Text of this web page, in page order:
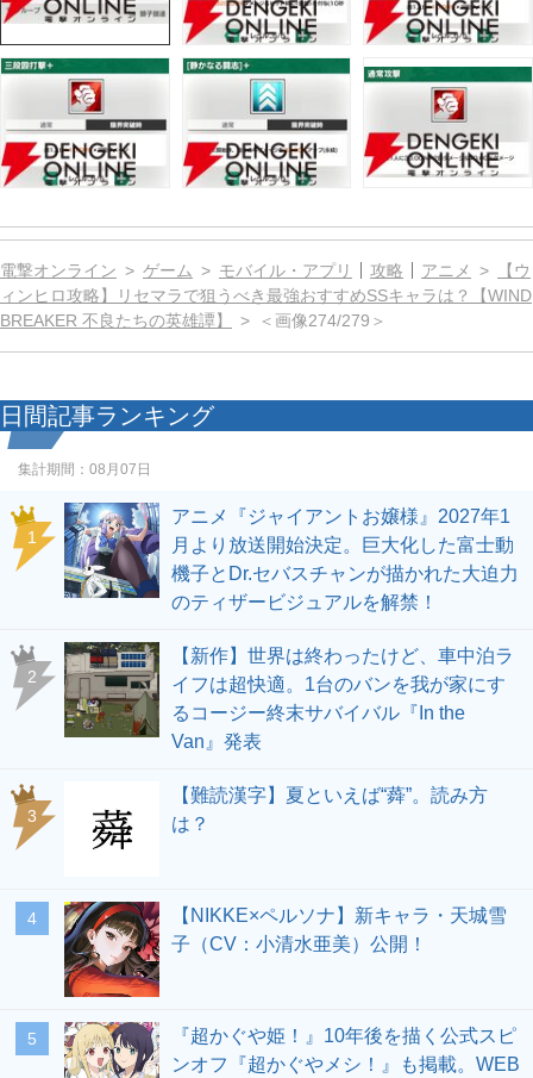
電撃オンライン ゲーム モバイル・アプリ 攻略 アニメ
【ウ
ィンヒロ攻略】リセマラで狙うべき最強おすすめSSキャラは？【WIND
BREAKER 不良たちの英雄譚】
＜画像274/279＞
日間記事ランキング
集計期間： 08月07日
1
アニメ『ジャイアントお嬢様』2027年1
月より放送開始決定。巨大化した富士動
機子とDr.セバスチャンが描かれた大迫力
のティザービジュアルを解禁！
2
【新作】世界は終わったけど、車中泊ラ
イフは超快適。1台のバンを我が家にす
るコージー終末サバイバル『In the
Van』発表
3
【難読漢字】夏といえば“蕣”。読み方
は？
4
【NIKKE×ペルソナ】新キャラ・天城雪
子（CV：小清水亜美）公開！
5
『超かぐや姫！』10年後を描く公式スピ
ンオフ『超かぐやメシ！』も掲載。WEB